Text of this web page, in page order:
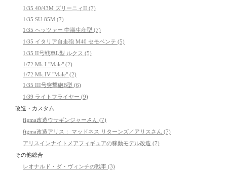
1/35 40/43M ズリーニィII (7)
1/35 SU-85M (7)
1/35 ヘッツァー 中期生産型 (7)
1/35 イタリア自走砲 M40 セモベンテ (5)
1/35 II号戦車L型 ルクス (5)
1/72 Mk.I "Male" (2)
1/72 Mk.IV "Male" (2)
1/35 III号突撃砲B型 (6)
1/39 ライトフライヤー (9)
改造・カスタム
figma改造ウサギンジャーさん (7)
figma改造アリス： マッドネス リターンズ／アリスさん (7)
アリスインナイトメアフィギュアの稼動モデル改造 (7)
その他総合
レオナルド・ダ・ヴィンチの戦車 (3)